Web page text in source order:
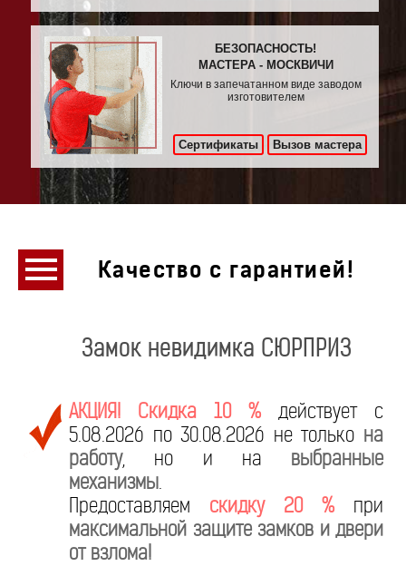
БЕЗОПАСНОСТЬ!
МАСТЕРА - МОСКВИЧИ
Ключи в запечатанном виде заводом
изготовителем
Сертификаты Вызов мастера
Качество с гарантией!
Замок невидимка СЮРПРИЗ
АКЦИЯ! Скидка 10 % действует с
5.08.2026 по 30.08.2026 не только на
работу, но и на выбранные
механизмы.
Предоставляем скидку 20 % при
максимальной защите замков и двери
от взлома!